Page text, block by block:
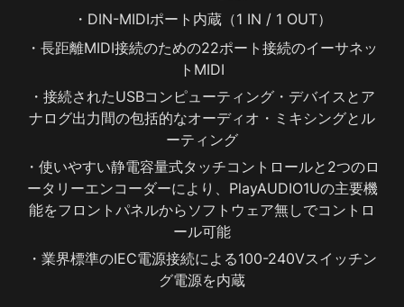
・DIN-MIDIポート内蔵（1 IN / 1 OUT）
・長距離MIDI接続のための22ポート接続のイーサネッ
トMIDI
・接続されたUSBコンピューティング・デバイスとア
ナログ出力間の包括的なオーディオ・ミキシングとル
ーティング
・使いやすい静電容量式タッチコントロールと2つのロ
ータリーエンコーダーにより、PlayAUDIO1Uの主要機
能をフロントパネルからソフトウェア無しでコントロ
ール可能
・業界標準のIEC電源接続による100-240Vスイッチン
グ電源を内蔵